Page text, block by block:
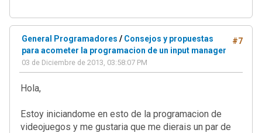
#7
General Programadores / Consejos y propuestas
para acometer la programacion de un input manager
03 de Diciembre de 2013, 03:58:07 PM
Hola,
Estoy iniciandome en esto de la programacion de
videojuegos y me gustaria que me dierais un par de